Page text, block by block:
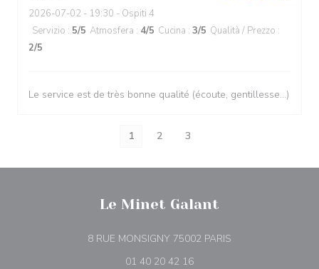
2026-07-02 - 19:30 - Ospiti 4
Servizio : 5/5 Atmosfera : 4/5 Cucina : 3/5 Qualità / Prezzo :
2/5
Le service est de très bonne qualité (écoute, gentillesse…)
1 2 3
Le Minet Galant
8 RUE MONSIGNY 75002 PARIS
01 40 20 42 16